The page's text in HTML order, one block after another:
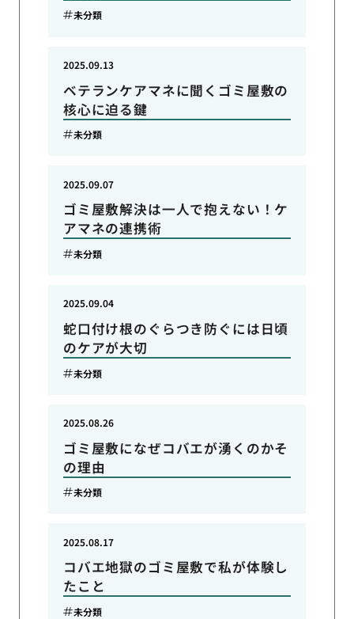
未分類
ベテランケアマネに聞くゴミ屋敷の
核心に迫る鍵
2025.09.13
未分類
ゴミ屋敷解決は一人で抱えない！ケ
アマネの連携術
2025.09.07
未分類
蛇口付け根のぐらつき防ぐには日頃
のケアが大切
2025.09.04
未分類
ゴミ屋敷になぜコバエが湧くのかそ
の理由
2025.08.26
未分類
コバエ地獄のゴミ屋敷で私が体験し
たこと
2025.08.17
未分類